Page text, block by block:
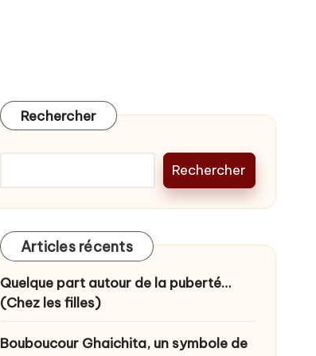
Rechercher
Rechercher
Articles récents
Quelque part autour de la puberté…
(Chez les filles)
Bouboucour Ghaichita, un symbole de